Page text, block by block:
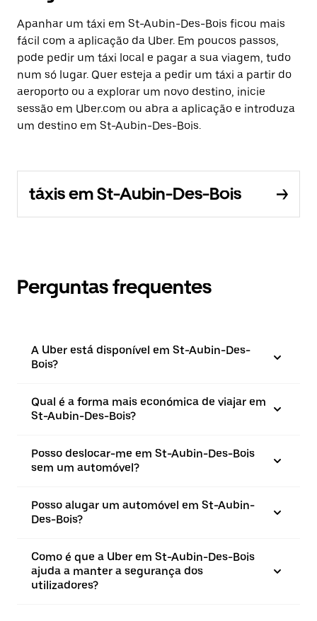
Apanhar um táxi em St-Aubin-Des-Bois ficou mais
fácil com a aplicação da Uber. Em poucos passos,
pode pedir um táxi local e pagar a sua viagem, tudo
num só lugar. Quer esteja a pedir um táxi a partir do
aeroporto ou a explorar um novo destino, inicie
sessão em Uber.com ou abra a aplicação e introduza
um destino em St-Aubin-Des-Bois.
táxis em St-Aubin-Des-Bois
Perguntas frequentes
A Uber está disponível em St-Aubin-Des-
Bois?
Qual é a forma mais económica de viajar em
St-Aubin-Des-Bois?
Posso deslocar-me em St-Aubin-Des-Bois
sem um automóvel?
Posso alugar um automóvel em St-Aubin-
Des-Bois?
Como é que a Uber em St-Aubin-Des-Bois
ajuda a manter a segurança dos
utilizadores?